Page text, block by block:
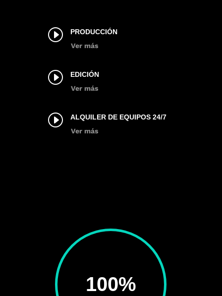
I
PRODUCCIÓN
Ver más
I
EDICIÓN
Ver más
I
ALQUILER DE EQUIPOS 24/7
Ver más
100%